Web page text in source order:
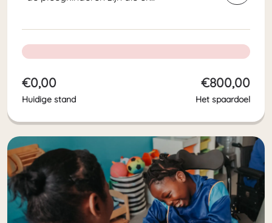
te bereiden op het volwassen leven
buiten de pleeghuizen, is er een
transitie programma ontwikkeld.
Onderdeel hiervan is een...
€0,00
Huidige stand
€800,00
Het spaardoel